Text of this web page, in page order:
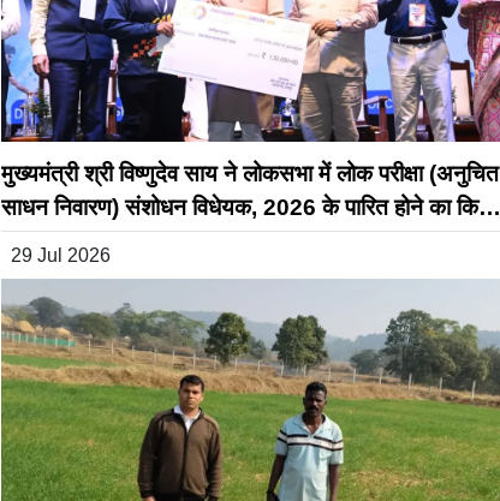
मुख्यमंत्री श्री विष्णुदेव साय ने लोकसभा में लोक परीक्षा (अनुचित
साधन निवारण) संशोधन विधेयक, 2026 के पारित होने का किया
29 Jul 2026